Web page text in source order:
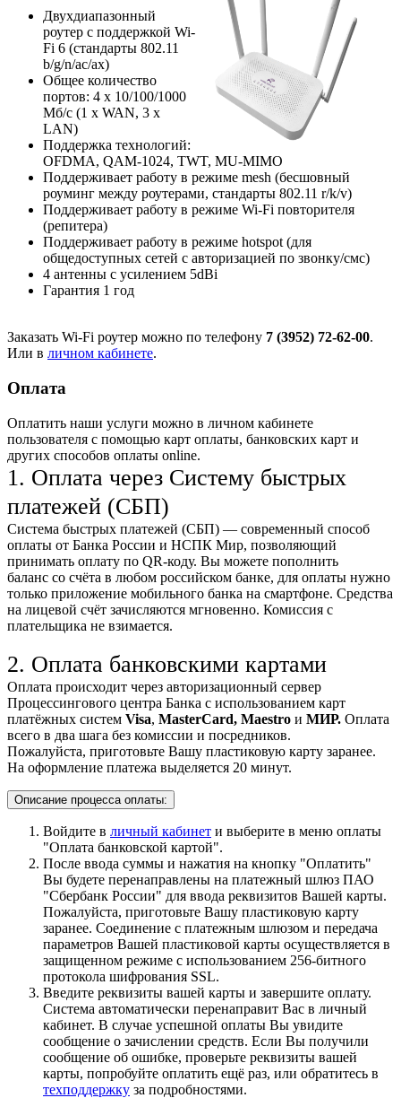
Двухдиапазонный
роутер с поддержкой Wi-
Fi 6 (стандарты 802.11
b/g/n/ac/ax)
Общее количество
портов: 4 х 10/100/1000
Мб/с (1 x WAN, 3 x
LAN)
Поддержка технологий:
OFDMA, QAM-1024, TWT, MU-MIMO
Поддерживает работу в режиме mesh (бесшовный
роуминг между роутерами, стандарты 802.11 r/k/v)
Поддерживает работу в режиме Wi-Fi повторителя
(репитера)
Поддерживает работу в режиме hotspot (для
общедоступных сетей с авторизацией по звонку/смс)
4 антенны с усилением 5dBi
Гарантия 1 год
Заказать Wi-Fi роутер можно по телефону 7 (3952) 72-62-00.
Или в личном кабинете.
Оплата
Оплатить наши услуги можно в личном кабинете
пользователя с помощью карт оплаты, банковских карт и
других способов оплаты online.
1. Оплата через Систему быстрых
платежей (СБП)
Система быстрых платежей (СБП) — современный способ
оплаты от Банка России и НСПК Мир, позволяющий
принимать оплату по QR-коду. Вы можете пополнить
баланс со счёта в любом российском банке, для оплаты нужно
только приложение мобильного банка на смартфоне. Средства
на лицевой счёт зачисляются мгновенно. Комиссия с
плательщика не взимается.
2. Оплата банковскими картами
Оплата происходит через авторизационный сервер
Процессингового центра Банка с использованием карт
платёжных систем Visa, MasterCard, Maestro и МИР. Оплата
всего в два шага без комиссии и посредников.
Пожалуйста, приготовьте Вашу пластиковую карту заранее.
На оформление платежа выделяется 20 минут.
Описание процесса оплаты:
Войдите в личный кабинет и выберите в меню оплаты
"Оплата банковской картой".
После ввода суммы и нажатия на кнопку "Оплатить"
Вы будете перенаправлены на платежный шлюз ПАО
"Сбербанк России" для ввода реквизитов Вашей карты.
Пожалуйста, приготовьте Вашу пластиковую карту
заранее. Соединение с платежным шлюзом и передача
параметров Вашей пластиковой карты осуществляется в
защищенном режиме с использованием 256-битного
протокола шифрования SSL.
Введите реквизиты вашей карты и завершите оплату.
Система автоматически перенаправит Вас в личный
кабинет. В случае успешной оплаты Вы увидите
сообщение о зачислении средств. Если Вы получили
сообщение об ошибке, проверьте реквизиты вашей
карты, попробуйте оплатить ещё раз, или обратитесь в
техподдержку за подробностями.